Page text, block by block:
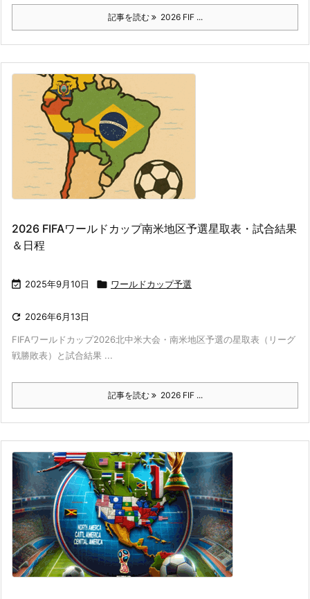
記事を読む 2026 FIF ...
2026 FIFAワールドカップ南米地区予選星取表・試合結果
＆日程
 2025年9月10日  ワールドカップ予選
 2026年6月13日
FIFAワールドカップ2026北中米大会・南米地区予選の星取表（リーグ
戦勝敗表）と試合結果 ...
記事を読む 2026 FIF ...